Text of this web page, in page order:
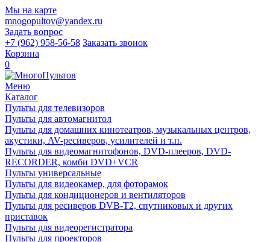
Мы на карте
mnogopultov@yandex.ru
Задать вопрос
+7 (962) 958-56-58 Заказать звонок
Корзина
0
Меню
Каталог
Пульты для телевизоров
Пульты для автомагнитол
Пульты для домашних кинотеатров, музыкальных центров,
акустики, AV-ресиверов, усилителей и т.п.
Пульты для видеомагнитофонов, DVD-плееров, DVD-
RECORDER, комби DVD+VCR
Пульты универсальные
Пульты для видеокамер, для фоторамок
Пульты для кондиционеров и вентиляторов
Пульты для ресиверов DVB-T2, спутниковых и других
приставок
Пульты для видеорегистратора
Пульты для проекторов